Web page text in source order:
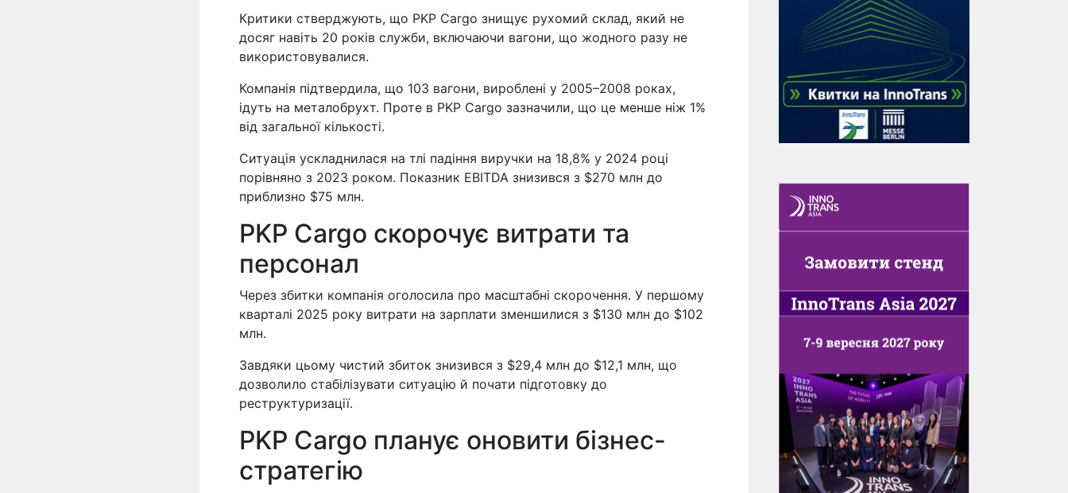
Критики стверджують, що PKP Cargo знищує рухомий склад, який не
досяг навіть 20 років служби, включаючи вагони, що жодного разу не
використовувалися.
Компанія підтвердила, що 103 вагони, вироблені у 2005–2008 роках,
ідуть на металобрухт. Проте в PKP Cargo зазначили, що це менше ніж 1%
від загальної кількості.
Ситуація ускладнилася на тлі падіння виручки на 18,8% у 2024 році
порівняно з 2023 роком. Показник EBITDA знизився з $270 млн до
приблизно $75 млн.
PKP Cargo скорочує витрати та
персонал
Через збитки компанія оголосила про масштабні скорочення. У першому
кварталі 2025 року витрати на зарплати зменшилися з $130 млн до $102
млн.
Завдяки цьому чистий збиток знизився з $29,4 млн до $12,1 млн, що
дозволило стабілізувати ситуацію й почати підготовку до
реструктуризації.
PKP Cargo планує оновити бізнес-
стратегію